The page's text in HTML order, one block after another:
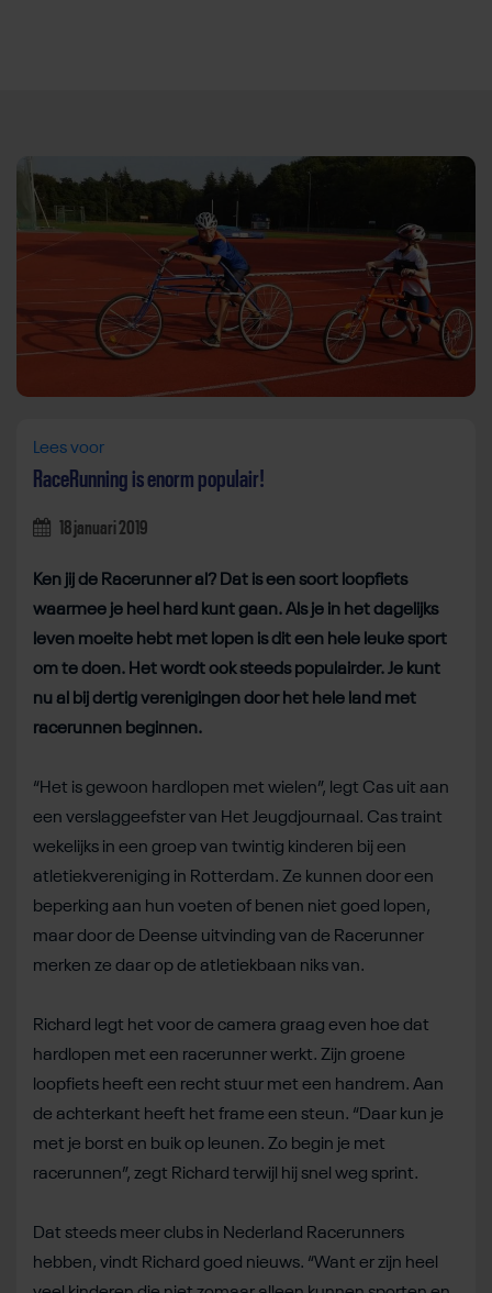
Direct door naar content
Lees voor
RaceRunning is enorm populair!
18 januari 2019
Ken jij de Racerunner al? Dat is een soort loopfiets
waarmee je heel hard kunt gaan. Als je in het dagelijks
leven moeite hebt met lopen is dit een hele leuke sport
om te doen. Het wordt ook steeds populairder. Je kunt
nu al bij dertig verenigingen door het hele land met
racerunnen beginnen.
“Het is gewoon hardlopen met wielen”, legt Cas uit aan
een verslaggeefster van Het Jeugdjournaal. Cas traint
wekelijks in een groep van twintig kinderen bij een
atletiekvereniging in Rotterdam. Ze kunnen door een
beperking aan hun voeten of benen niet goed lopen,
maar door de Deense uitvinding van de Racerunner
merken ze daar op de atletiekbaan niks van.
Richard legt het voor de camera graag even hoe dat
hardlopen met een racerunner werkt. Zijn groene
loopfiets heeft een recht stuur met een handrem. Aan
de achterkant heeft het frame een steun. “Daar kun je
met je borst en buik op leunen. Zo begin je met
racerunnen”, zegt Richard terwijl hij snel weg sprint.
Dat steeds meer clubs in Nederland Racerunners
hebben, vindt Richard goed nieuws. “Want er zijn heel